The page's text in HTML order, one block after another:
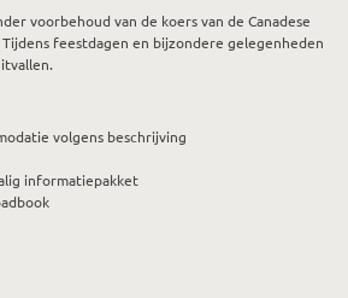
voorbehoud van de koers van de Canadese
feestdagen en bijzondere gelegenheden
volgens beschrijving
informatiepakket